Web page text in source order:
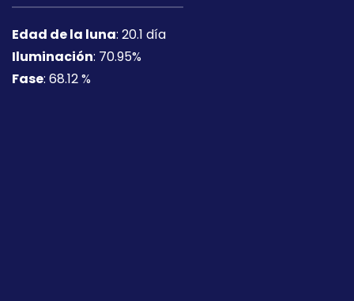
Edad de la luna: 20.1 día
Iluminación: 70.95%
Fase: 68.12 %